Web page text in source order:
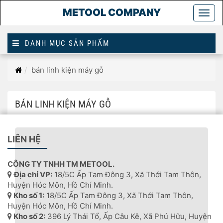
METOOL COMPANY
DANH MỤC SẢN PHẨM
Trangbán linh kiện máy gỗ
BÁN LINH KIỆN MÁY GỖ
LIÊN HỆ
CÔNG TY TNHH TM METOOL.
Địa chỉ VP: 18/5C Ấp Tam Đông 3, Xã Thới Tam Thôn,
Huyện Hóc Môn, Hồ Chí Minh.
Kho số 1: 18/5C Ấp Tam Đông 3, Xã Thới Tam Thôn,
Huyện Hóc Môn, Hồ Chí Minh.
Kho số 2: 396 Lý Thái Tổ, Ấp Câu Kê, Xã Phú Hữu, Huyện